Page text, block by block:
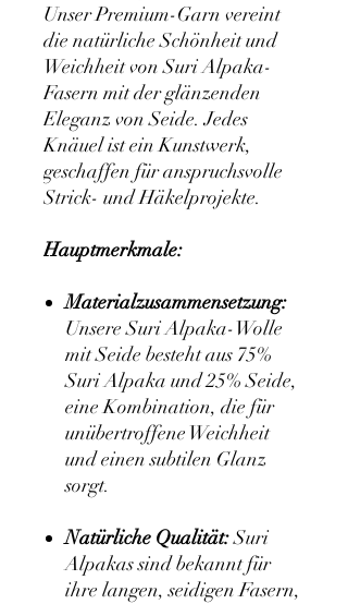
Unser Premium-Garn vereint
die natürliche Schönheit und
Weichheit von Suri Alpaka-
Fasern mit der glänzenden
Eleganz von Seide. Jedes
Knäuel ist ein Kunstwerk,
geschaffen für anspruchsvolle
Strick- und Häkelprojekte.
Hauptmerkmale:
Materialzusammensetzung:
Unsere Suri Alpaka-Wolle
mit Seide besteht aus 75%
Suri Alpaka und 25% Seide,
eine Kombination, die für
unübertroffene Weichheit
und einen subtilen Glanz
sorgt.
Natürliche Qualität:Suri
Alpakas sind bekannt für
ihre langen, seidigen Fasern,